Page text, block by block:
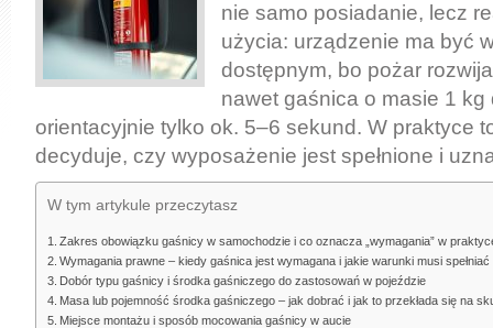
typ,
masa
środka
i
miejsce
nie samo posiadanie, lecz
użycia: urządzenie ma być
dostępnym, bo pożar
nawet gaśnica o masie 1 kg
orientacyjnie tylko ok. 5–6 sekund. W praktyce
decyduje, czy wyposażenie jest spełnione i
W tym artykule przeczytasz
Zakres obowiązku gaśnicy w samochodzie i co oznacza „wymagania” w
Wymagania prawne – kiedy gaśnica jest wymagana i jakie warunki musi spełniać
Dobór typu gaśnicy i środka gaśniczego do zastosowań w pojeździe
Masa lub pojemność środka gaśniczego – jak dobrać i jak to przekłada się na
Miejsce montażu i sposób mocowania gaśnicy w aucie